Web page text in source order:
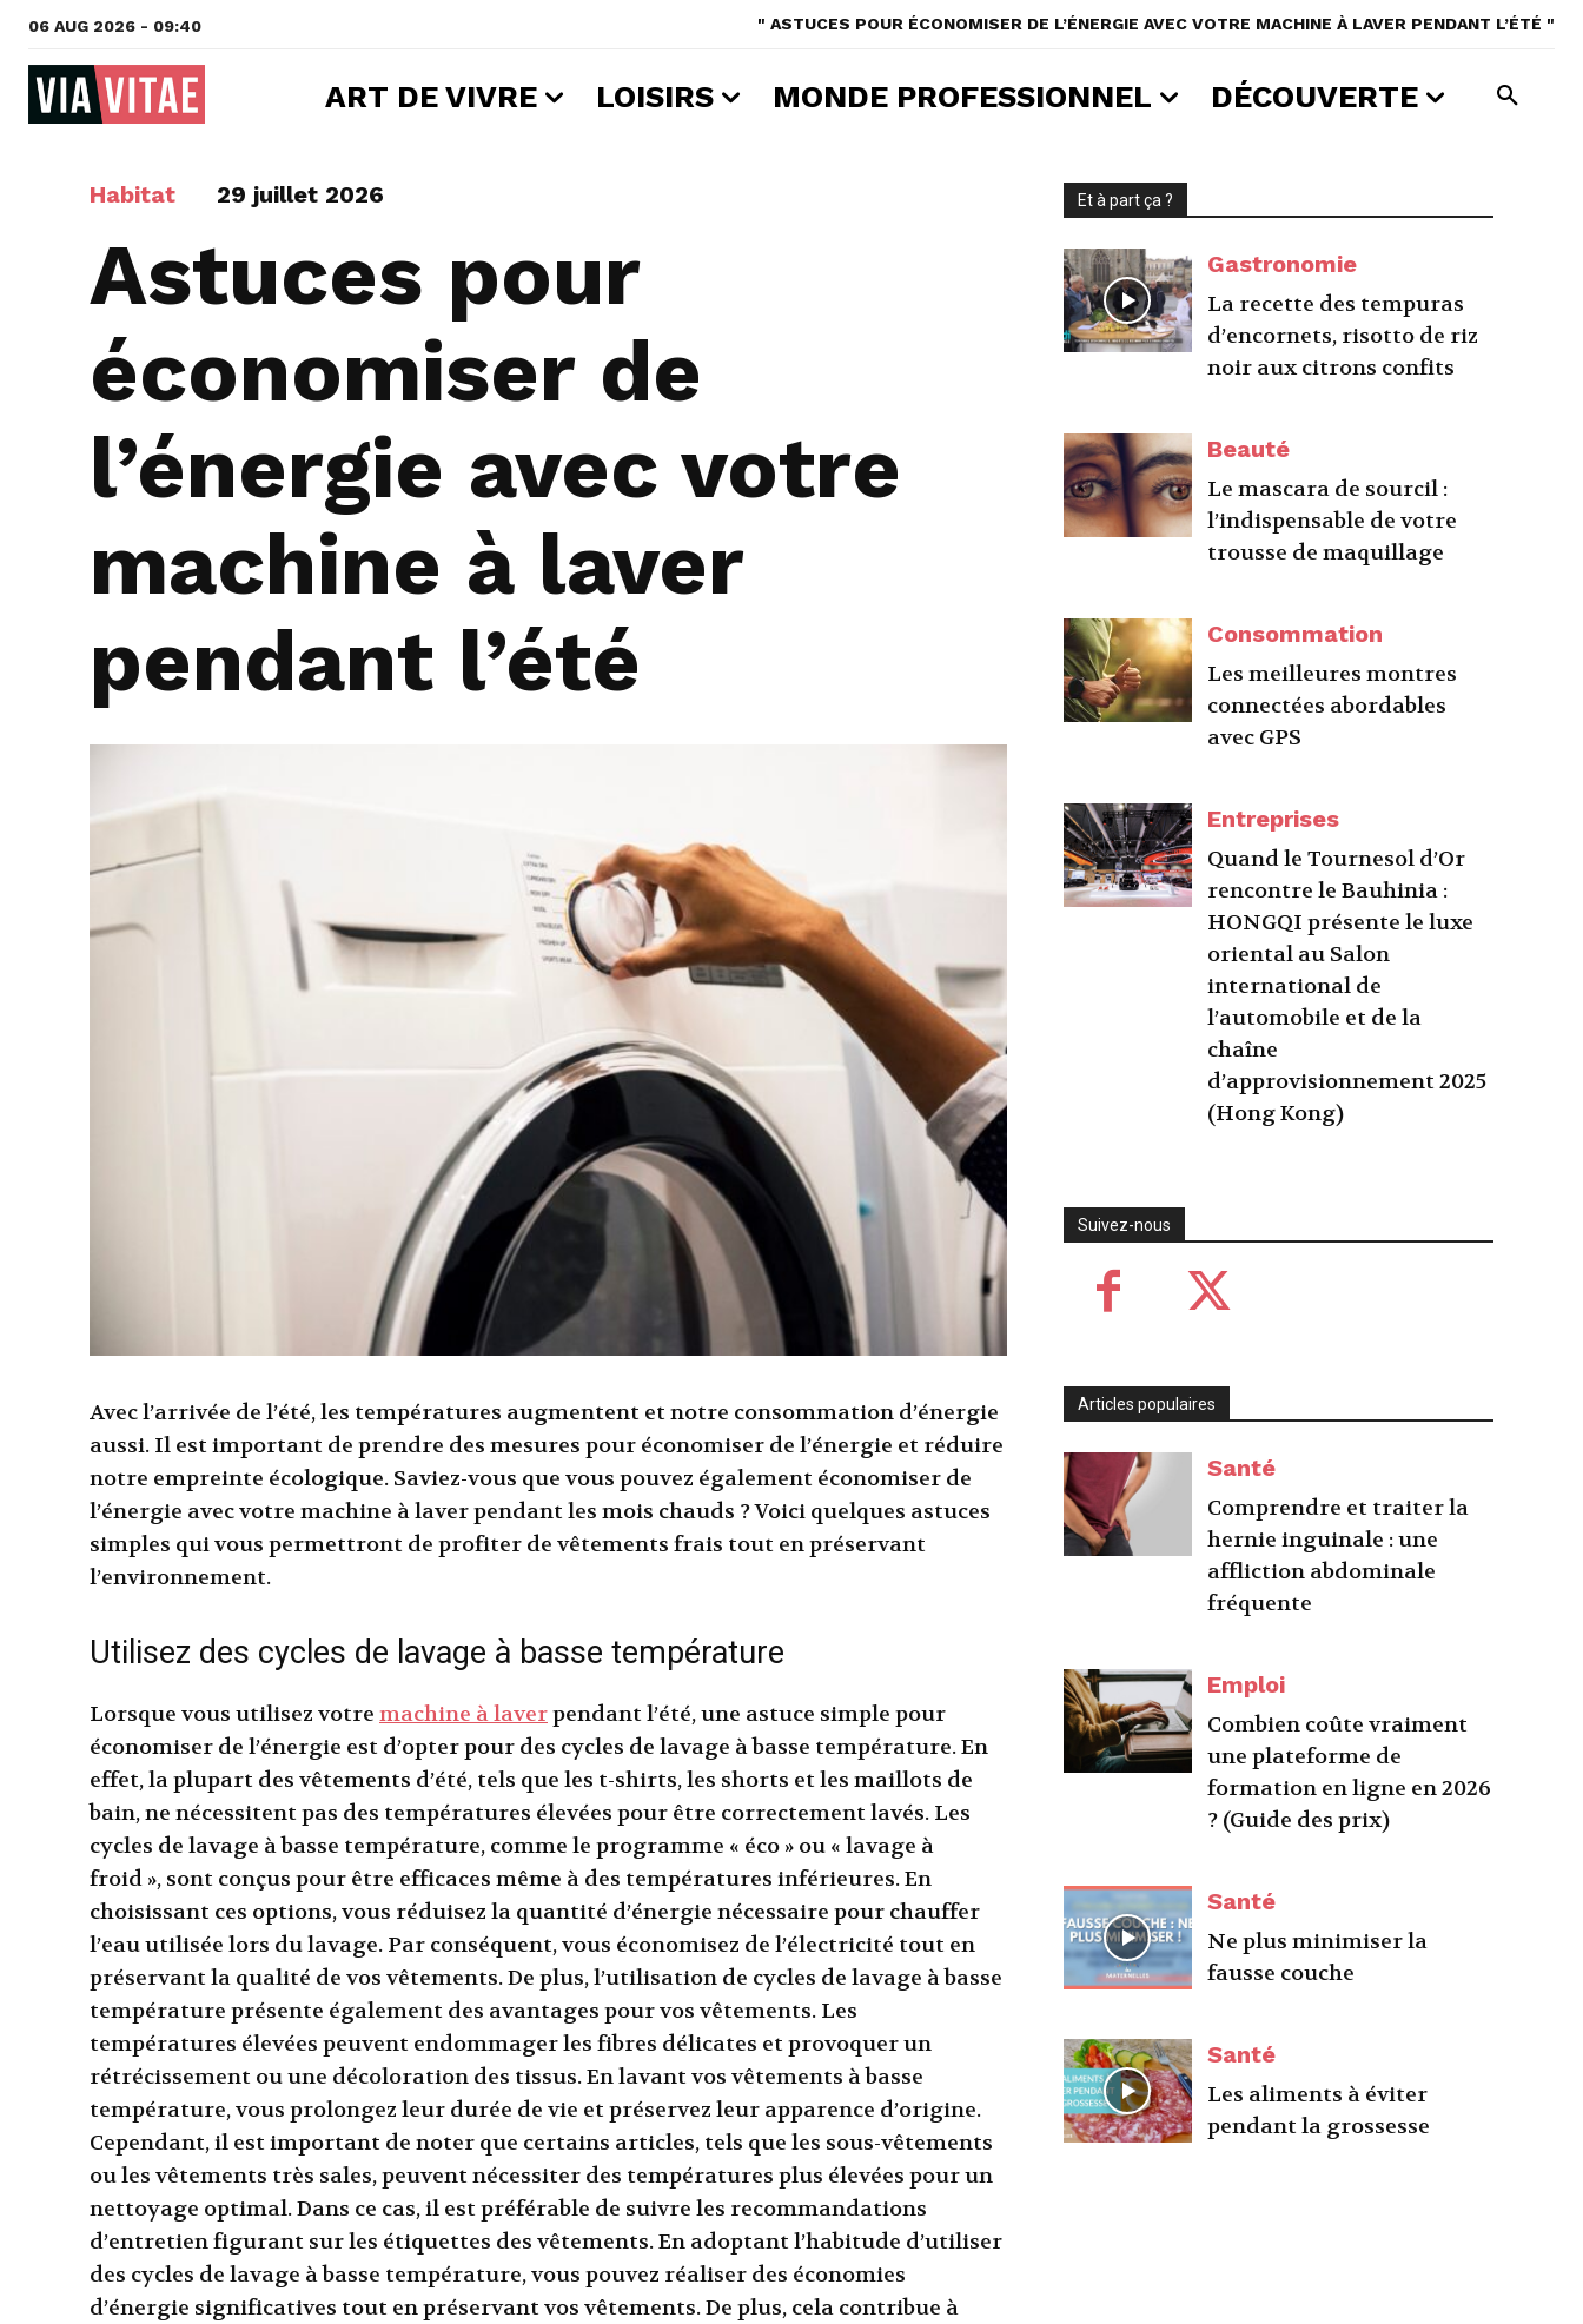
06 AUG 2026 - 09:40 " ASTUCES POUR ÉCONOMISER DE L’ÉNERGIE AVEC VOTRE MACHINE À LAVER PENDANT L’ÉTÉ "
ART DE VIVRE LOISIRS MONDE PROFESSIONNEL DÉCOUVERTE
Habitat 29 juillet 2026
Astuces pour
économiser de
l’énergie avec votre
machine à laver
pendant l’été
Avec l’arrivée de l’été, les températures augmentent et notre consommation d’énergie
aussi. Il est important de prendre des mesures pour économiser de l’énergie et réduire
notre empreinte écologique. Saviez-vous que vous pouvez également économiser de
l’énergie avec votre machine à laver pendant les mois chauds ? Voici quelques astuces
simples qui vous permettront de profiter de vêtements frais tout en préservant
l’environnement.
Utilisez des cycles de lavage à basse température
Lorsque vous utilisez votre machine à laverpendant l’été, une astuce simple pour
économiser de l’énergie est d’opter pour des cycles de lavage à basse température. En
effet, la plupart des vêtements d’été, tels que les t-shirts, les shorts et les maillots de
bain, ne nécessitent pas des températures élevées pour être correctement lavés. Les
cycles de lavage à basse température, comme le programme « éco » ou « lavage à
froid », sont conçus pour être efficaces même à des températures inférieures. En
choisissant ces options, vous réduisez la quantité d’énergie nécessaire pour chauffer
l’eau utilisée lors du lavage. Par conséquent, vous économisez de l’électricité tout en
préservant la qualité de vos vêtements. De plus, l’utilisation de cycles de lavage à basse
température présente également des avantages pour vos vêtements. Les
températures élevées peuvent endommager les fibres délicates et provoquer un
rétrécissement ou une décoloration des tissus. En lavant vos vêtements à basse
température, vous prolongez leur durée de vie et préservez leur apparence d’origine.
Cependant, il est important de noter que certains articles, tels que les sous-vêtements
ou les vêtements très sales, peuvent nécessiter des températures plus élevées pour un
nettoyage optimal. Dans ce cas, il est préférable de suivre les recommandations
d’entretien figurant sur les étiquettes des vêtements. En adoptant l’habitude d’utiliser
des cycles de lavage à basse température, vous pouvez réaliser des économies
d’énergie significatives tout en préservant vos vêtements. De plus, cela contribue à
Et à part ça ?
Gastronomie
La recette des tempuras
d’encornets, risotto de riz
noir aux citrons confits
Beauté
Le mascara de sourcil :
l’indispensable de votre
trousse de maquillage
Consommation
Les meilleures montres
connectées abordables
avec GPS
Entreprises
Quand le Tournesol d’Or
rencontre le Bauhinia :
HONGQI présente le luxe
oriental au Salon
international de
l’automobile et de la
chaîne
d’approvisionnement 2025
(Hong Kong)
Suivez-nous
Articles populaires
Santé
Comprendre et traiter la
hernie inguinale : une
affliction abdominale
fréquente
Emploi
Combien coûte vraiment
une plateforme de
formation en ligne en 2026
? (Guide des prix)
Santé
Ne plus minimiser la
fausse couche
Santé
Les aliments à éviter
pendant la grossesse